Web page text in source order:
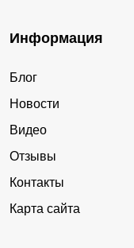
Информация
Блог
Новости
Видео
Отзывы
Контакты
Карта сайта